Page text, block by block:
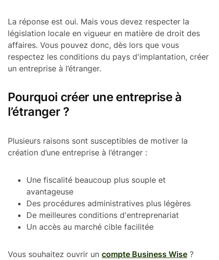
La réponse est oui. Mais vous devez respecter la
législation locale en vigueur en matière de droit des
affaires. Vous pouvez donc, dès lors que vous
respectez les conditions du pays d'implantation, créer
un entreprise à l’étranger.
Pourquoi créer une entreprise à
l’étranger ?
Plusieurs raisons sont susceptibles de motiver la
création d’une entreprise à l’étranger :
Une fiscalité beaucoup plus souple et
avantageuse
Des procédures administratives plus légères
De meilleures conditions d'entreprenariat
Un accès au marché cible facilitée
Vous souhaitez ouvrir un compte Business Wise ?